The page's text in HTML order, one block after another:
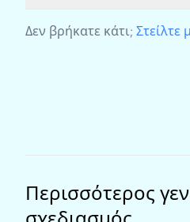
Δεν βρήκατε κάτι; Στείλτε
Περισσότερος